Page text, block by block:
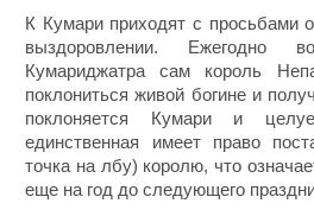
К Кумари приходят с просьбами
выздоровлении. Ежегодно
Кумариджатра сам король
поклониться живой богине и
поклоняется Кумари и
единственная имеет право
точка на лбу) королю, что
еще на год до следующего